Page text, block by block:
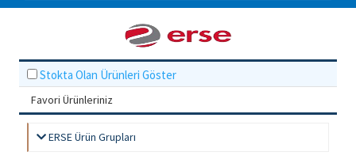
Stokta Olan Ürünleri Göster
Favori Ürünleriniz
ERSE Ürün Grupları